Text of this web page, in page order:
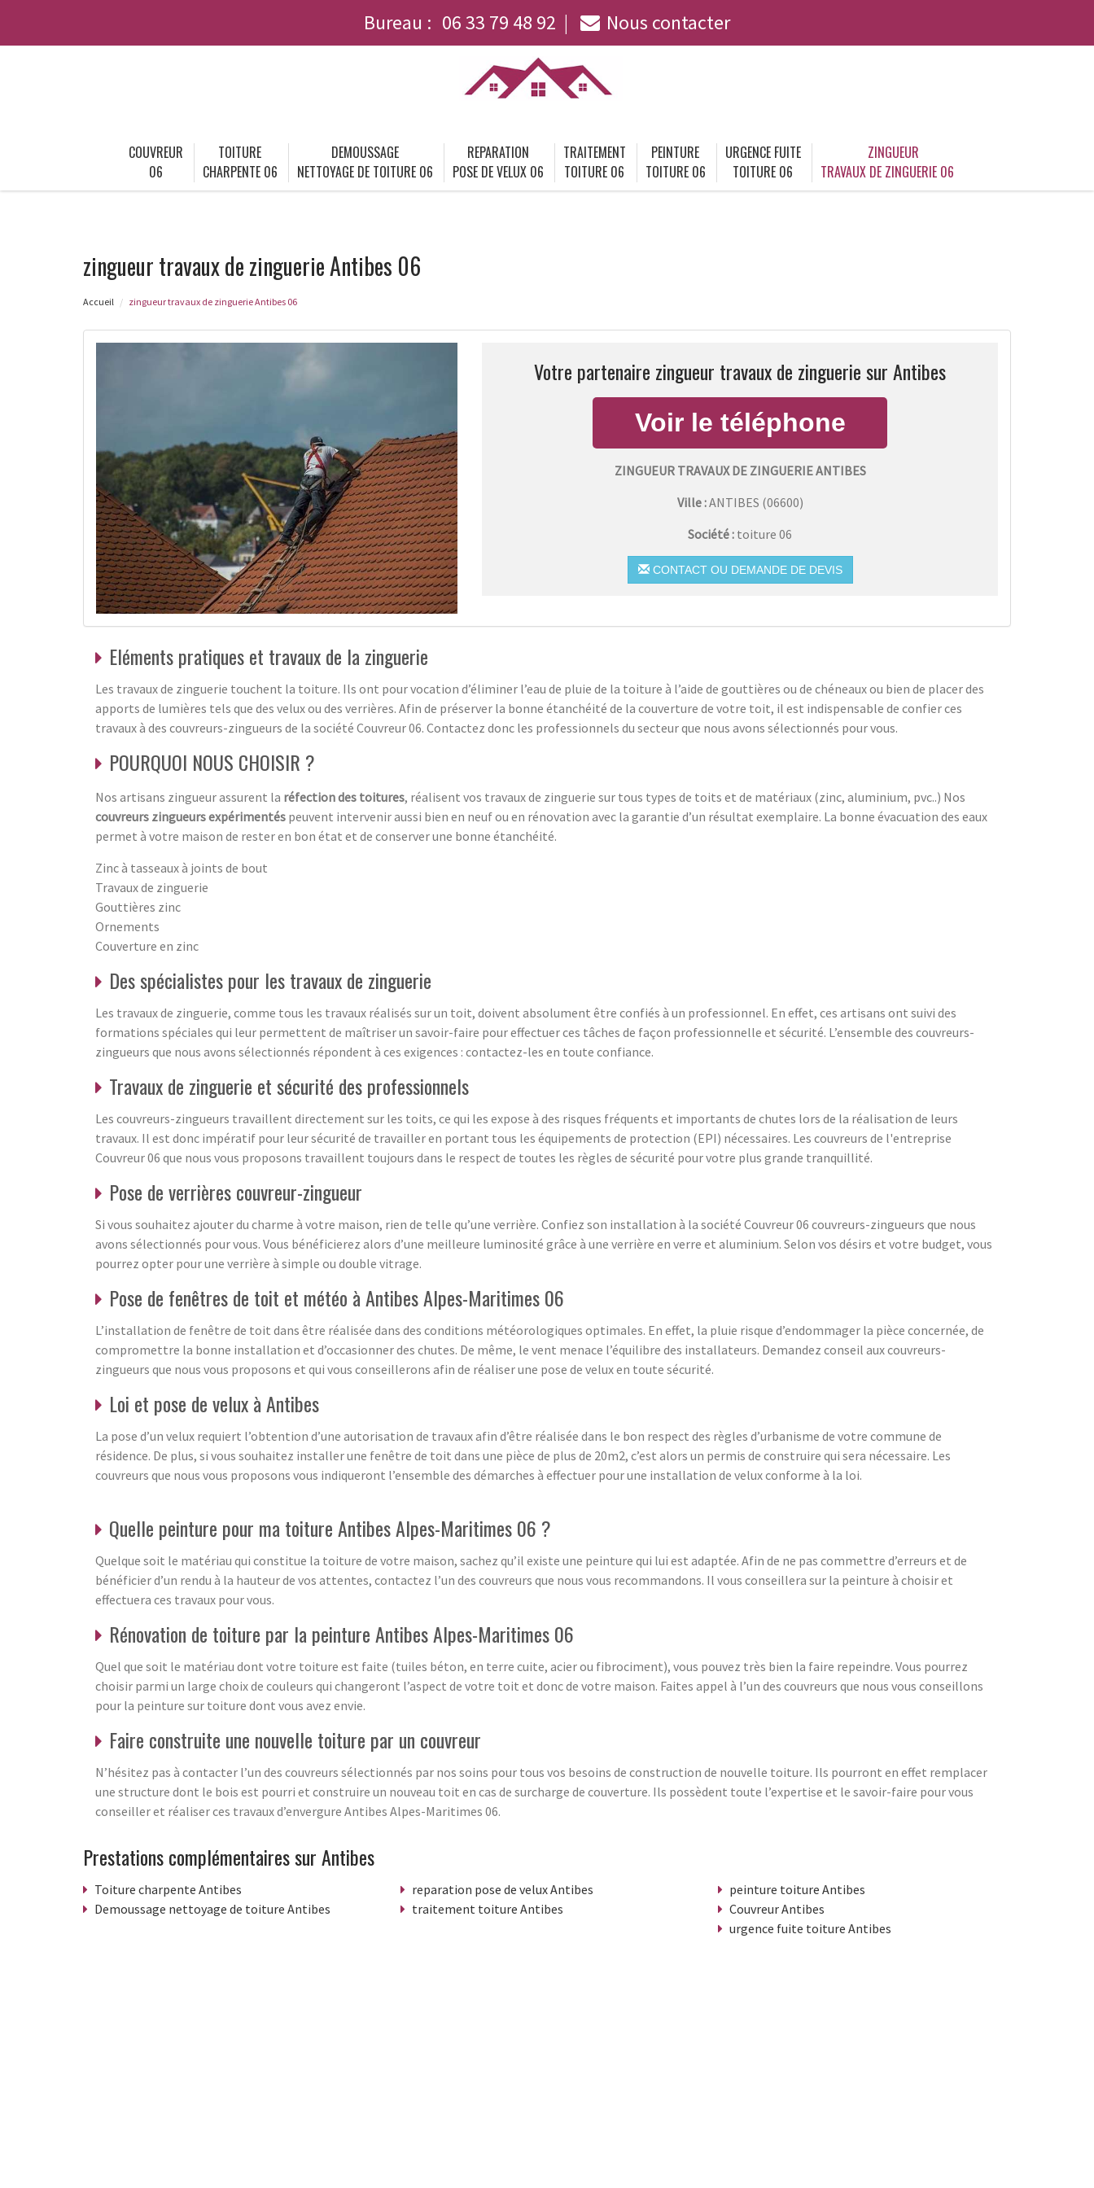
Bureau : 06 33 79 48 92 Nous contacter
COUVREUR
06
TOITURE
CHARPENTE 06
DEMOUSSAGE
NETTOYAGE DE TOITURE 06
REPARATION
POSE DE VELUX 06
TRAITEMENT
TOITURE 06
PEINTURE
TOITURE 06
URGENCE FUITE
TOITURE 06
ZINGUEUR
TRAVAUX DE ZINGUERIE 06
zingueur travaux de zinguerie Antibes 06
Accueil zingueur travaux de zinguerie Antibes 06
Votre partenaire zingueur travaux de zinguerie sur Antibes
ZINGUEUR TRAVAUX DE ZINGUERIE ANTIBES
Ville :ANTIBES (06600)
Société : toiture 06
CONTACT OU DEMANDE DE DEVIS
Eléments pratiques et travaux de la zinguerie
Les travaux de zinguerie touchent la toiture. Ils ont pour vocation d’éliminer l’eau de pluie de la toiture à l’aide de gouttières ou de chéneaux ou bien de placer des
apports de lumières tels que des velux ou des verrières. Afin de préserver la bonne étanchéité de la couverture de votre toit, il est indispensable de confier ces
travaux à des couvreurs-zingueurs de la société Couvreur 06. Contactez donc les professionnels du secteur que nous avons sélectionnés pour vous.
POURQUOI NOUS CHOISIR ?
Nos artisans zingueur assurent la réfection des toitures, réalisent vos travaux de zinguerie sur tous types de toits et de matériaux (zinc, aluminium, pvc..) Nos
couvreurs zingueurs expérimentés peuvent intervenir aussi bien en neuf ou en rénovation avec la garantie d’un résultat exemplaire. La bonne évacuation des eaux
permet à votre maison de rester en bon état et de conserver une bonne étanchéité.
Zinc à tasseaux à joints de bout
Travaux de zinguerie
Gouttières zinc
Ornements
Couverture en zinc
Des spécialistes pour les travaux de zinguerie
Les travaux de zinguerie, comme tous les travaux réalisés sur un toit, doivent absolument être confiés à un professionnel. En effet, ces artisans ont suivi des
formations spéciales qui leur permettent de maîtriser un savoir-faire pour effectuer ces tâches de façon professionnelle et sécurité. L’ensemble des couvreurs-
zingueurs que nous avons sélectionnés répondent à ces exigences : contactez-les en toute confiance.
Travaux de zinguerie et sécurité des professionnels
Les couvreurs-zingueurs travaillent directement sur les toits, ce qui les expose à des risques fréquents et importants de chutes lors de la réalisation de leurs
travaux. Il est donc impératif pour leur sécurité de travailler en portant tous les équipements de protection (EPI) nécessaires. Les couvreurs de l'entreprise
Couvreur 06 que nous vous proposons travaillent toujours dans le respect de toutes les règles de sécurité pour votre plus grande tranquillité.
Pose de verrières couvreur-zingueur
Si vous souhaitez ajouter du charme à votre maison, rien de telle qu’une verrière. Confiez son installation à la société Couvreur 06 couvreurs-zingueurs que nous
avons sélectionnés pour vous. Vous bénéficierez alors d’une meilleure luminosité grâce à une verrière en verre et aluminium. Selon vos désirs et votre budget, vous
pourrez opter pour une verrière à simple ou double vitrage.
Pose de fenêtres de toit et météo à Antibes Alpes-Maritimes 06
L’installation de fenêtre de toit dans être réalisée dans des conditions météorologiques optimales. En effet, la pluie risque d’endommager la pièce concernée, de
compromettre la bonne installation et d’occasionner des chutes. De même, le vent menace l’équilibre des installateurs. Demandez conseil aux couvreurs-
zingueurs que nous vous proposons et qui vous conseillerons afin de réaliser une pose de velux en toute sécurité.
Loi et pose de velux à Antibes
La pose d’un velux requiert l’obtention d’une autorisation de travaux afin d’être réalisée dans le bon respect des règles d’urbanisme de votre commune de
résidence. De plus, si vous souhaitez installer une fenêtre de toit dans une pièce de plus de 20m2, c’est alors un permis de construire qui sera nécessaire. Les
couvreurs que nous vous proposons vous indiqueront l’ensemble des démarches à effectuer pour une installation de velux conforme à la loi.
Quelle peinture pour ma toiture Antibes Alpes-Maritimes 06 ?
Quelque soit le matériau qui constitue la toiture de votre maison, sachez qu’il existe une peinture qui lui est adaptée. Afin de ne pas commettre d’erreurs et de
bénéficier d’un rendu à la hauteur de vos attentes, contactez l’un des couvreurs que nous vous recommandons. Il vous conseillera sur la peinture à choisir et
effectuera ces travaux pour vous.
Rénovation de toiture par la peinture Antibes Alpes-Maritimes 06
Quel que soit le matériau dont votre toiture est faite (tuiles béton, en terre cuite, acier ou fibrociment), vous pouvez très bien la faire repeindre. Vous pourrez
choisir parmi un large choix de couleurs qui changeront l’aspect de votre toit et donc de votre maison. Faites appel à l’un des couvreurs que nous vous conseillons
pour la peinture sur toiture dont vous avez envie.
Faire construite une nouvelle toiture par un couvreur
N’hésitez pas à contacter l’un des couvreurs sélectionnés par nos soins pour tous vos besoins de construction de nouvelle toiture. Ils pourront en effet remplacer
une structure dont le bois est pourri et construire un nouveau toit en cas de surcharge de couverture. Ils possèdent toute l’expertise et le savoir-faire pour vous
conseiller et réaliser ces travaux d’envergure Antibes Alpes-Maritimes 06.
Prestations complémentaires sur Antibes
Toiture charpente Antibes
Demoussage nettoyage de toiture Antibes
reparation pose de velux Antibes
traitement toiture Antibes
peinture toiture Antibes
Couvreur Antibes
urgence fuite toiture Antibes